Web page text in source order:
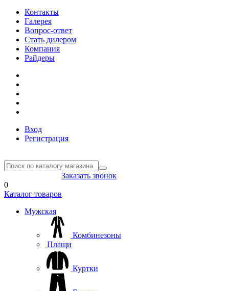
Контакты
Галерея
Вопрос-ответ
Стать дилером
Компания
Райдеры
Вход
Регистрация
Заказать звонок
0
Каталог товаров
Мужская
Комбинезоны
Плащи
Куртки